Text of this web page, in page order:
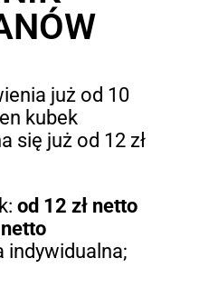
już od 10
kubek
się już od 12 zł
od 12 zł netto
indywidualna;